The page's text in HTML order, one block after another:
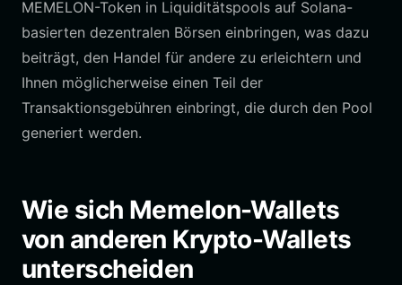
MEMELON-Token in Liquiditätspools auf Solana-
basierten dezentralen Börsen einbringen, was dazu
beiträgt, den Handel für andere zu erleichtern und
Ihnen möglicherweise einen Teil der
Transaktionsgebühren einbringt, die durch den Pool
generiert werden.
Wie sich Memelon-Wallets
von anderen Krypto-Wallets
unterscheiden